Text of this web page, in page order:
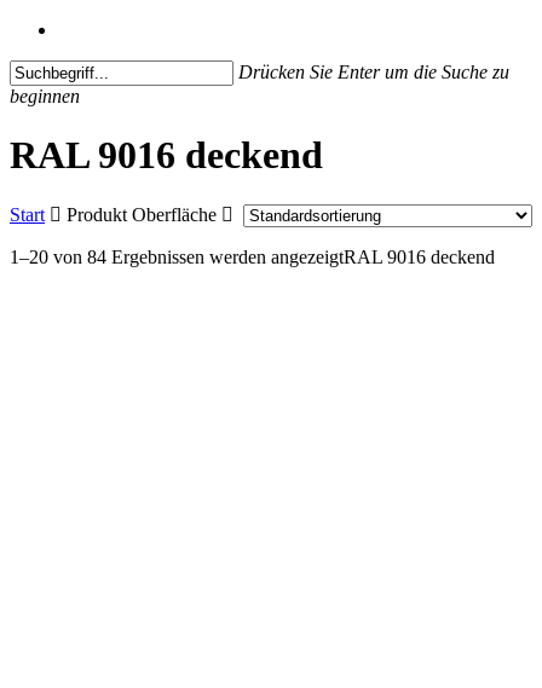
Drücken Sie Enter um die Suche zu
beginnen
Search
RAL 9016 deckend
1–20 von 84 Ergebnissen werden angezeigt
Start Produkt Oberfläche
RAL 9016 deckend